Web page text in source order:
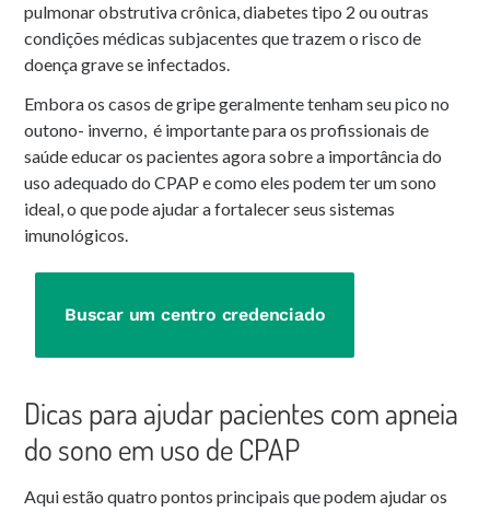
pulmonar obstrutiva crônica, diabetes tipo 2 ou outras
condições médicas subjacentes que trazem o risco de
doença grave se infectados.
Embora os casos de gripe geralmente tenham seu pico no
outono- inverno, é importante para os profissionais de
saúde educar os pacientes agora sobre a importância do
uso adequado do CPAP e como eles podem ter um sono
ideal, o que pode ajudar a fortalecer seus sistemas
imunológicos.
Buscar um centro credenciado
Dicas para ajudar pacientes com apneia
do sono em uso de CPAP
Aqui estão quatro pontos principais que podem ajudar os